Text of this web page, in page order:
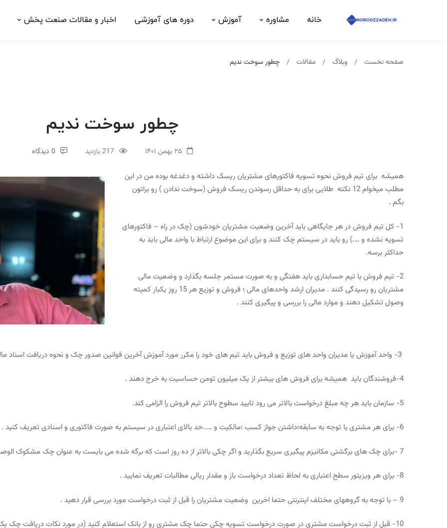
خانه مشاوره آموزش دوره های آموزشی اخبار و مقالات صنعت پخش
صفحه نخست وبلاگ مقالات چطور سوخت ندیم
چطور سوخت ندیم
۲۵ بهمن ۱۴۰۱ 217 بازدید 0 دیدگاه
همیشه برای تیم فروش نحوه تسویه فاکتورهای مشتریان ریسک داشته و دغدغه بوده من در این
مطلب میخوام 12 نکته طلایی برای به حداقل رسوندن ریسک فروش (سوخت ندادن ) رو براتون
بگم .
1- کل تیم فروش در هر جایگاهی باید آخرین وضعیت مشتریان خودشون (چک در راه – فاکتورهای
تسویه نشده و ….) رو باید در سیستم چک کنند و برای این موضوع ارتباط با واحد مالی باید به
حداکثر برسه.
2- تیم فروش با تیم حسابداری باید هفتگی و به صورت مستمر جلسه بگذارد و وضعیت مالی
مشتریان رو رسیدگی کنند . مدیران ارشد واحدهای مالی ؛ فروش و توزیع هر 15 روز یکبار کمیته
وصول تشکیل دهند و موارد مالی را بررسی و پیگیری کنند .
4-فروشندگان باید همیشه برای فروش های بیشتر از یک میلیون تومن حساسیت به خرج دهند .
5- سازمان باید هر چه مبلغ درخواست بالاتر می رود تایید سطوح بالاتر تیم فروش را الزامی کند.
6- برای هر مشتری با توجه به سابقه؛داشتن جواز کسب ؛مالکیت و …..حد بالای اعتباری در سیستم به صورت فاکتوری و اسنادی تعریف کنید .
7 -برای چک های برگشتی مکانیزم پیگیری سریع بگذارید و اگر چکی بالاتر از ده روز است که برگه شده می بایست به عنوان چک مشکوک الوصول پیگیری دو چندان بشود .
8- برای هر ویزیتور سطح اعتباری به لحاظ تعداد درخواست باز و مقدار ریالی مطالبات تعریف نمایید .
9 – با توجه به گروههای مختلف اینترنتی حتما اخرین وضعیت مشتریان را قبل از ثبت درخواست مورد بررسی قرار دهید .
10- قبل از ثبت درخواست مشتری در صورت درخواست تسویه چکی حتما چک مشتری رو از بانک استعلام کنید (در مورد نکات دریافت چک یک پست جداگانه خواهم داشت که توجه کنید )